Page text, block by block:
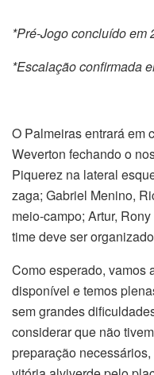
*Pré-Jogo concluído em
*Escalação confirmada
O Palmeiras entrará em
Weverton fechando o
Piquerez na lateral
zaga; Gabriel Menino,
meio-campo; Artur,
time deve ser
Como esperado, vamos
disponível e temos
sem grandes
considerar que não
preparação